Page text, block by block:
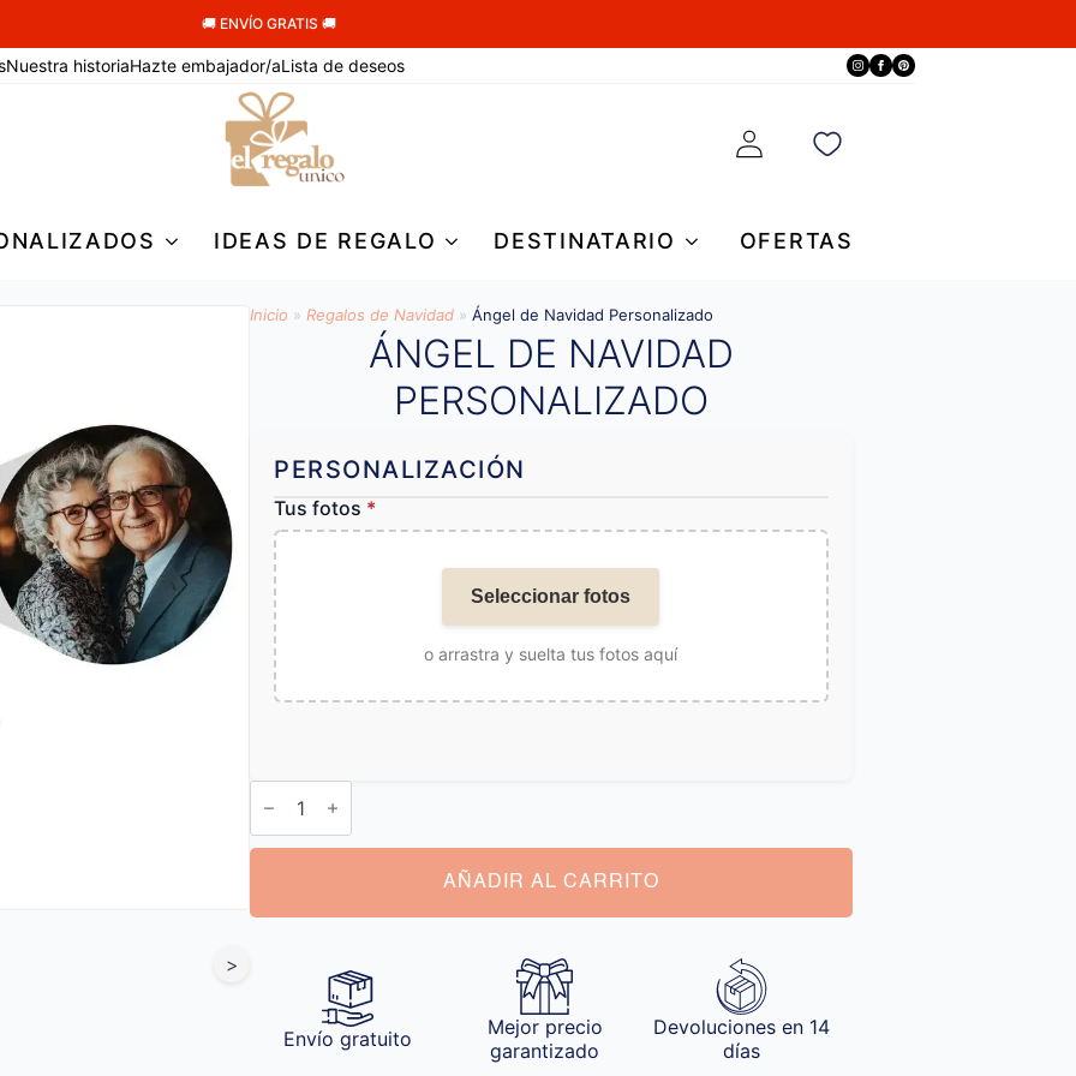
🚚 ENVÍO GRATIS 🚚
Nuestra historiaHazte embajador/aLista de deseos
IDEAS DE REGALO DESTINATARIO OFERTAS
>
Inicio » Regalos de Navidad » Ángel de Navidad Personalizado
ÁNGEL DE NAVIDAD
PERSONALIZADO
PERSONALIZACIÓN
Tus fotos *
Seleccionar fotos
o arrastra y suelta tus fotos aquí
Ángel
de
Navidad
Personalizado
AÑADIR AL CARRITO
Envío gratuito
Mejor precio
garantizado
Devoluciones en 14
días